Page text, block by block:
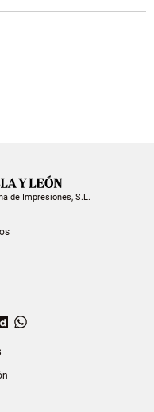
de Impresiones, S.L.
Dailymotion